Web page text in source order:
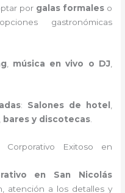
por galas formaleso
gastronómicas
música en vivo o DJ
: Salones de hotel
bares y discotecas
Exitoso en
en San Nicolás
atención a los detalles y